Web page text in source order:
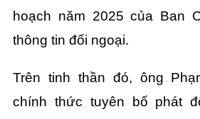
hoạch năm 2025 của Ban
thông tin đối ngoại.
Trên tinh thần đó, ông
chính thức tuyên bố phát